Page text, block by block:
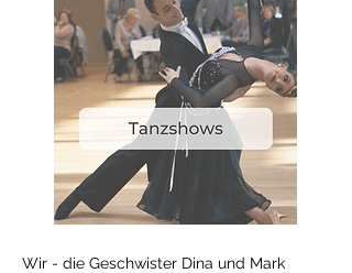
Wir - die Geschwister Dina und Mark